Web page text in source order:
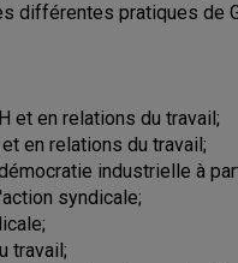
différentes pratiques de
et en relations du travail;
en relations du travail;
industrielle à
syndicale;
travail;